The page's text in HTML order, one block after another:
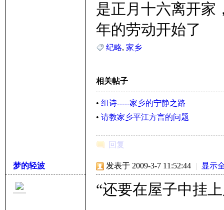
是正月十六离开家
年的劳动开始了
纪略, 家乡
相关帖子
• 组诗-----家乡的宁静之路
• 请教家乡平江方言的问题
回复
梦的轻波 发表于 2009-3-7 11:52:44 | 显示
“还要在屋子中挂